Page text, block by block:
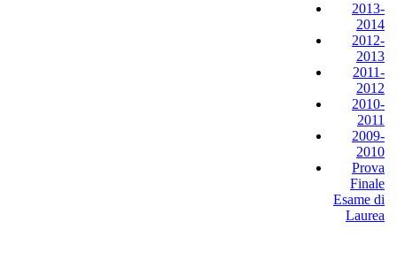
2013-
2014
2012-
2013
2011-
2012
2010-
2011
2009-
2010
Prova
Finale
Esame di
Laurea